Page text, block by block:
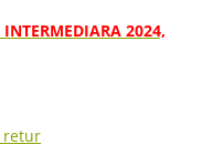
INTERMEDIARA 2024,
retur